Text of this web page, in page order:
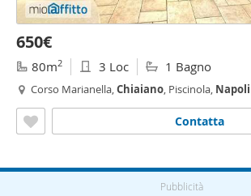
650€
80m2 3 Loc 1 Bagno
Corso Marianella,Chiaiano, Piscinola, Napoli
Contatta
Pubblicità